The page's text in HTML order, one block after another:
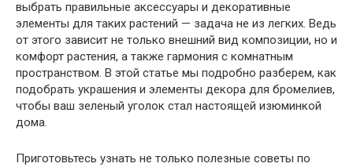
выбрать правильные аксессуары и декоративные
элементы для таких растений — задача не из легких. Ведь
от этого зависит не только внешний вид композиции, но и
комфорт растения, а также гармония с комнатным
пространством. В этой статье мы подробно разберем, как
подобрать украшения и элементы декора для бромелиев,
чтобы ваш зеленый уголок стал настоящей изюминкой
дома.
Приготовьтесь узнать не только полезные советы по